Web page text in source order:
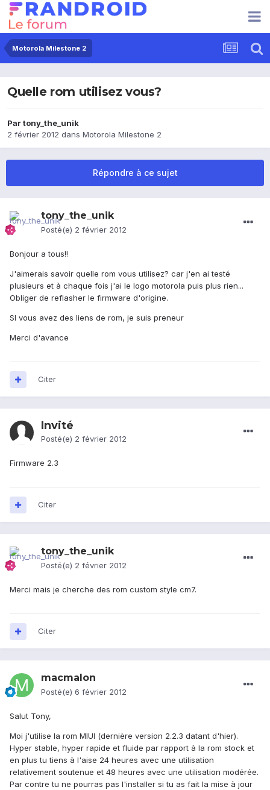
Motorola Milestone 2
Quelle rom utilisez vous?
Partony_the_unik
2 février 2012 dans Motorola Milestone 2
Répondre à ce sujet
tony_the_unik
Posté(e) 2 février 2012
Bonjour a tous!!
J'aimerais savoir quelle rom vous utilisez? car j'en ai testé
plusieurs et à chaque fois j'ai le logo motorola puis plus rien...
Obliger de reflasher le firmware d'origine.
SI vous avez des liens de rom, je suis preneur
Merci d'avance
Citer
Invité
Posté(e) 2 février 2012
Firmware 2.3
Citer
tony_the_unik
Posté(e) 2 février 2012
Merci mais je cherche des rom custom style cm7.
Citer
macmalon
Posté(e) 6 février 2012
Salut Tony,
Moi j'utilise la rom MIUI (dernière version 2.2.3 datant d'hier).
Hyper stable, hyper rapide et fluide par rapport à la rom stock et
en plus tu tiens à l'aise 24 heures avec une utilisation
relativement soutenue et 48 heures avec une utilisation modérée.
Par contre tu ne pourras pas l'installer si tu as fait la mise à jour